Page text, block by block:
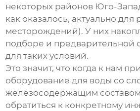
некоторых районов Юго-
как оказалось, актуально
месторождений). У них
подборе и предварительной
для таких условий.
Это значит, что когда к нам
оборудование для воды со
железосодержащим
обратиться к конкретному